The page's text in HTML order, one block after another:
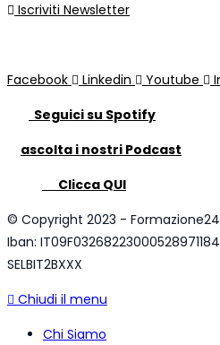
Iscriviti Newsletter
Facebook Linkedin Youtube
Seguici su Spotify
ascolta i nostri Podcast
Clicca QUI
© Copyright 2023 -
Iban:
SELBIT2BXXX
Chiudi il menu
Chi Siamo